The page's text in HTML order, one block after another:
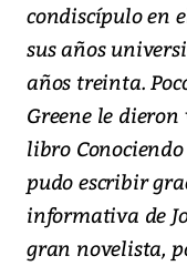
condiscípulo en
sus años
años treinta.
Greene le
libro
pudo escribir
informativa de
gran novelista,